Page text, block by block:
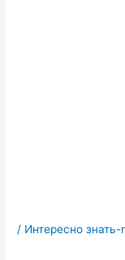
/ Интересно знать-